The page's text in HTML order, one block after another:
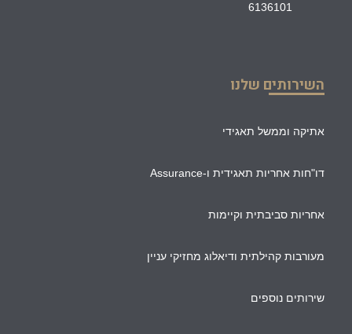
6136101
השירותים שלנו
אתיקה וממשל תאגידי
דו"חות אחריות תאגידית ו-Assurance
אחריות סביבתית וקיימות
מעורבות קהילתית ודיאלוג מחזיקי עניין
שירותים נוספים